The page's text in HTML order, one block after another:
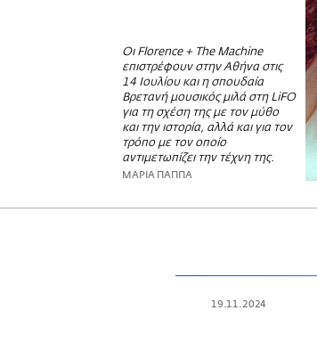
Οι Florence + The Machine
επιστρέφουν στην Αθήνα στις
14 Ιουλίου και η σπουδαία
Βρετανή μουσικός μιλά στη LiFO
για τη σχέση της με τον μύθο
και την ιστορία, αλλά και για τον
τρόπο με τον οποίο
αντιμετωπίζει την τέχνη της.
ΜΑΡΙΑ ΠΑΠΠΑ
19.11.2024